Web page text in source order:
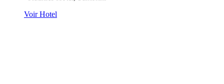
Voir Hotel